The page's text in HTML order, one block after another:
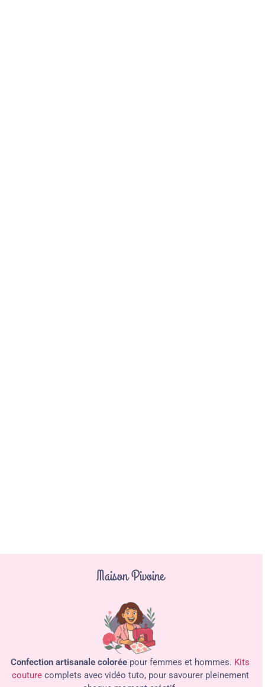
Maison Pivoine
Confection artisanale colorée pour femmes et hommes. Kits
couturecomplets avec vidéo tuto, pour savourer pleinement